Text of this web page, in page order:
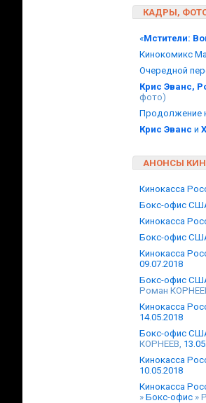
КАДРЫ,
«Мстители:
Кинокомикс
Очередной
Крис Эванс,
фото)
Продолжение
Крис Эванс и
АНОНСЫ
Кинокасса
Бокс-офис
Кинокасса
Бокс-офис
Кинокасса
09.07.2018
Бокс-офис
Роман
Кинокасса
14.05.2018
Бокс-офис
КОРНЕЕВ,
Кинокасса
10.05.2018
Кинокасса
» Бокс-офис »